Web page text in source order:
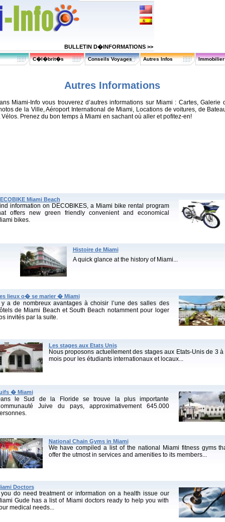
BULLETIN D�INFORMATIONS >>
C�l�brit�s Conseils Voyages Autres Infos
Autres Informations
Miami-Info vous trouverez d’autres informations sur Miami : Cartes, Galerie
de la Ville, Aéroport International de Miami, Locations de voitures, de
Vélos. Prenez du bon temps à Miami en sachant où aller et pofitez-en!
Miami Beach
information on DECOBIKES, a Miami bike rental program
offers new green friendly convenient and economical
bikes.
Histoire de Miami
A quick glance at the history of Miami...
lieux o� se marier � Miami
y a de nombreux avantages à choisir l’une des salles des
de Miami Beach et South Beach notamment pour loger
invités par la suite.
Les stages aux Etats Unis
Nous proposons actuellement des stages aux Etats-Unis de 3 à
mois pour les étudiants internationaux et locaux...
� Miami
le Sud de la Floride se trouve la plus importante
Juive du pays, approximativement 645.000
National Chain Gyms in Miami
We have compiled a list of the national Miami fitness gyms
offer the utmost in services and amenities to its members...
Doctors
you do need treatment or information on a health issue our
Gude has a list of Miami doctors ready to help you with
medical needs...